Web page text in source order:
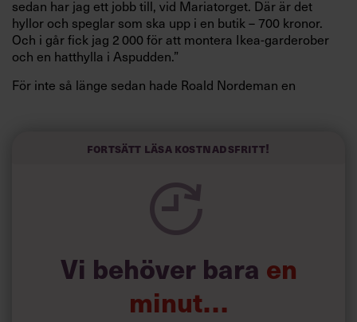
sedan har jag ett jobb till, vid Mariatorget. Där är det
hyllor och speglar som ska upp i en butik – 700 kronor.
Och i går fick jag 2 000 för att montera Ikea-garderober
och en hatthylla i Aspudden.”
För inte så länge sedan hade Roald Nordeman en
plattformen Taskrunner, en del av den växande gig-
ekonomin. Definitionerna är lite flytande, men digitala
marknadsplatser för småjobb som inte riktigt bar sig
tidigare är ett typiskt inslag. Ordet gig, hämtat från
På Taskrunner kokar det av aktivitet. Hugade ”runners”,
många av dem med utländska namn, konkurrerar om allt
från gräsklippning till möbeltransporter, med pris och
Fortsätt läsa kostnadsfritt!
Vi behöver bara en
minut…